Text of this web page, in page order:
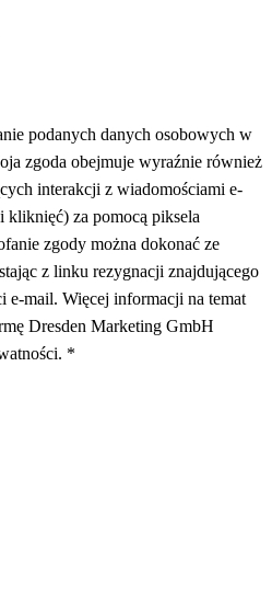
podanych danych osobowych w
zgoda obejmuje wyraźnie również
interakcji z wiadomościami e-
za pomocą piksela
zgody można dokonać ze
z linku rezygnacji znajdującego
e-mail. Więcej informacji na temat
Dresden Marketing GmbH
*